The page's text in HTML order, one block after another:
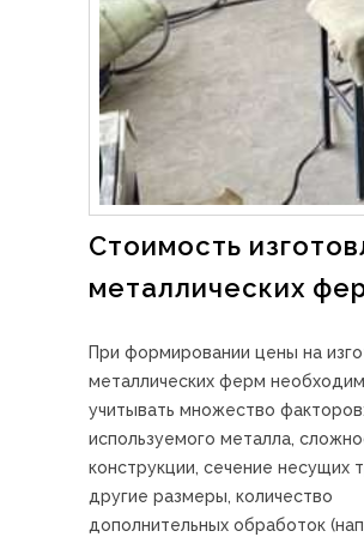
Стоимость
металлических
При формировании цены на
металлических ферм
учитывать множество
используемого металла,
конструкции, сечение несущих
другие размеры, количество
дополнительных обработок